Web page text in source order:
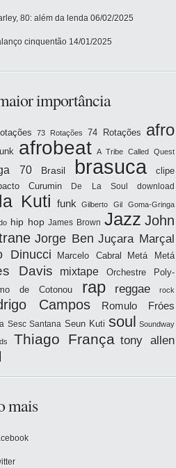
80: além da lenda 06/02/2025
cinquentão 14/01/2025
importância
73 Rotações 74 Rotações afro
afrobeat A Tribe Called Quest
70 Brasil brasuca
clipe
Curumin De La Soul download
Kuti funk Gilberto Gil Goma-Gringa
hip hop James Brown Jazz John
Jorge Ben Juçara Marçal
Dinucci Marcelo Cabral Metá Metá
Davis mixtape
Orchestre Poly-
de Cotonou
rap reggae rock
Campos Romulo Fróes
Sesc Santana Seun Kuti soul Soundway
Thiago França tony allen
mais